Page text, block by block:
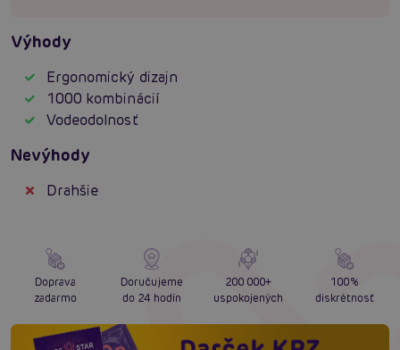
Výhody
Ergonomický dizajn
1000 kombinácií
Vodeodolnosť
Nevýhody
Drahšie
Doprava
zadarmo
Doručujeme
do 24 hodín
200 000+
uspokojených
100%
diskrétnosť